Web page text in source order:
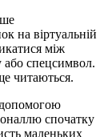
на віртуальній
між
спецсимвол.
читаються.
спочатку
маленьких